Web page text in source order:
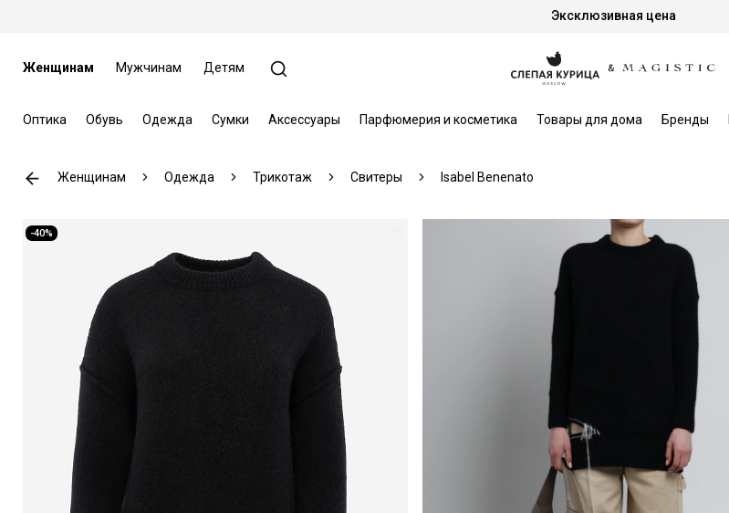
Эксклюзивная цена
Женщинам Мужчинам Детям
Оптика Обувь Одежда Сумки Аксессуары Парфюмерия и косметика Товары для дома Бренды
Женщинам Одежда Трикотаж Свитеры Isabel Benenato
-40%